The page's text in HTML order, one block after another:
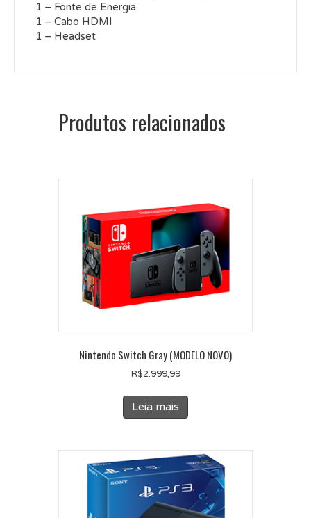
1 – Fonte de Energia
1 – Cabo HDMI
1 – Headset
Produtos relacionados
Nintendo Switch Gray (MODELO NOVO)
R$2.999,99
Leia mais